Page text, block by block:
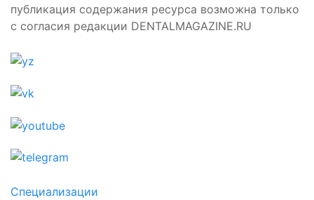
публикация содержания ресурса возможна только
с согласия редакции DENTALMAGAZINE.RU
Специализации